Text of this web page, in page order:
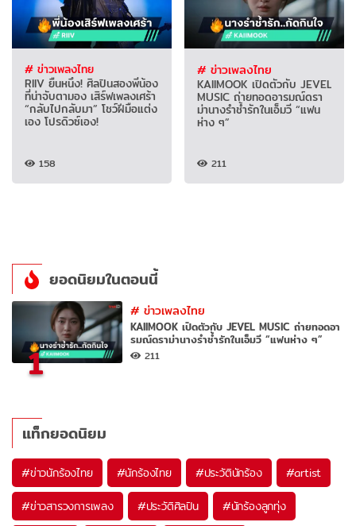
# ข่าวเพลงไทย
RIIV ยืนหนึ่ง! ศิลปินสองพี่น้อง
ที่น่าจับตามอง เสิร์ฟเพลงเศร้า
“กลับไปกลับมา” โชว์ฝีมือแต่ง
เอง โปรดิวซ์เอง!
158
# ข่าวเพลงไทย
KAIIMOOK เปิดตัวกับ JEVEL
MUSIC ถ่ายทอดอารมณ์ดรา
ม่านางรำช้ำรักในเอ็มวี “แฟน
ห่าง ๆ”
211
ยอดนิยมในตอนนี้
1
#ข่าวเพลงไทย
KAIIMOOK เปิดตัวกับ JEVEL MUSIC ถ่ายทอดอา
รมณ์ดราม่านางรำช้ำรักในเอ็มวี “แฟนห่าง ๆ”
211
แท็กยอดนิยม
#ข่าวนักร้องไทย #นักร้องไทย #ประวัตินักร้อง #artist
#ข่าวสารวงการเพลง #ประวัติศิลปิน #นักร้องลูกทุ่ง